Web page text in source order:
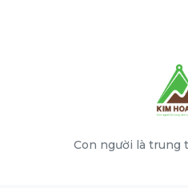
Con người là trung